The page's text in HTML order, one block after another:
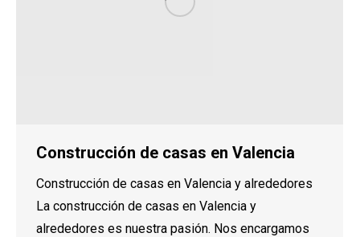
Construcción de casas en Valencia
Construcción de casas en Valencia y alrededores
La construcción de casas en Valencia y
alrededores es nuestra pasión. Nos encargamos